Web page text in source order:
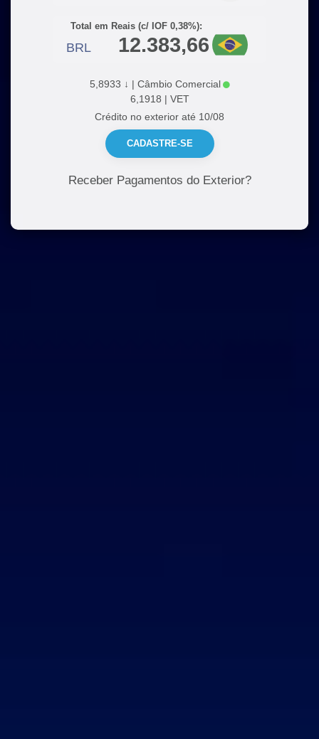
Total em Reais (c/ IOF 0,38%):
BRL
5,8933 ↓ | Câmbio Comercial
6,1918 | VET
Crédito no exterior até 10/08
CADASTRE-SE
Receber Pagamentos do Exterior?
ABRIR WHATSAPP WEB